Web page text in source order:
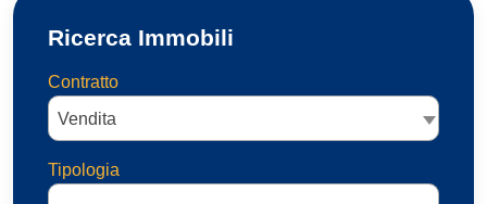
Ricerca Immobili
Contratto
Vendita
Tipologia